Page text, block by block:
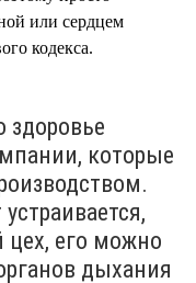
или сердцем
кодекса.
здоровье
которые
цех, его можно
дыхания